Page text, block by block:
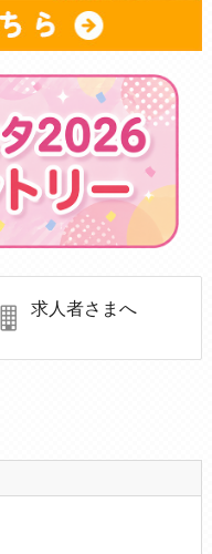
求人者さまへ